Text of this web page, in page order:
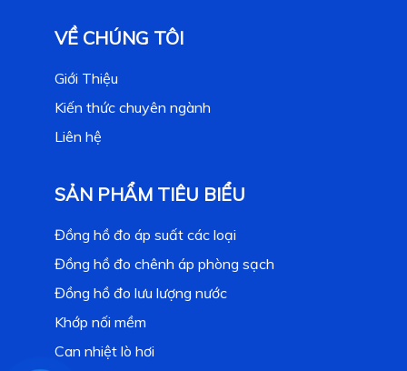
VỀ CHÚNG TÔI
Giới Thiệu
Kiến thức chuyên ngành
Liên hệ
SẢN PHẨM TIÊU BIỂU
Đồng hồ đo áp suất các loại
Đồng hồ đo chênh áp phòng sạch
Đồng hồ đo lưu lượng nước
Khớp nối mềm
Can nhiệt lò hơi